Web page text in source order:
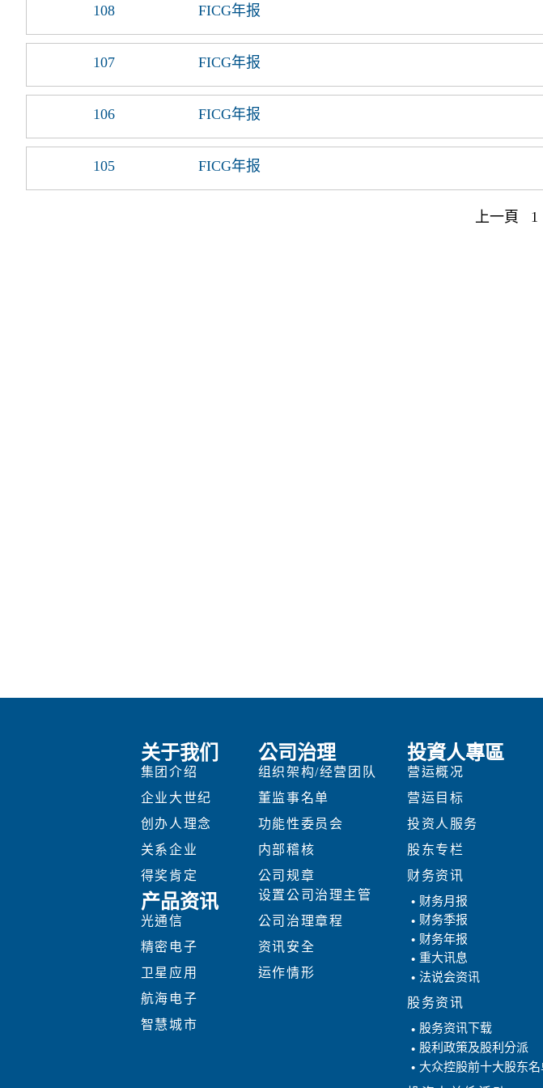
108 FICG年报
107 FICG年报
106 FICG年报
105 FICG年报
上一頁 1
关于我们
集团介绍
企业大世纪
创办人理念
关系企业
得奖肯定
产品资讯
光通信
精密电子
卫星应用
航海电子
智慧城市
公司治理
组织架构/经营团队
董监事名单
功能性委员会
内部稽核
公司规章
设置公司治理主管
公司治理章程
资讯安全
运作情形
投資人專區
营运概况
营运目标
投资人服务
股东专栏
财务资讯
财务月报
财务季报
财务年报
重大讯息
法说会资讯
股务资讯
股务资讯下载
股利政策及股利分派
大众控股前十大股东名